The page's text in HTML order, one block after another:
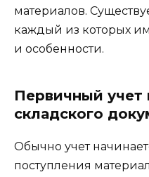
материалов.
каждый из которых
и особенности.
Первичный учет
складского
Обычно учет
поступления